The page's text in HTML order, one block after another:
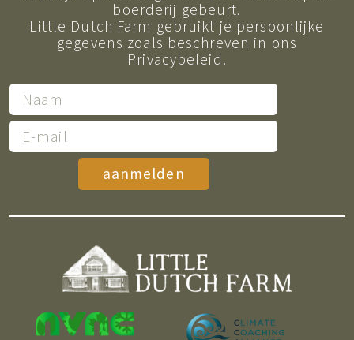
boerderij gebeurt.
Little Dutch Farm gebruikt je persoonlijke
gegevens zoals beschreven in ons
Privacybeleid.
aanmelden